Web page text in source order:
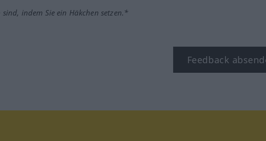
indem Sie ein Häkchen setzen.*
Feedback